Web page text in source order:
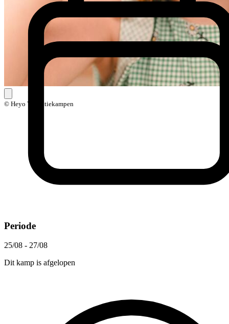
© Heyo Vakantiekampen
Periode
25/08 - 27/08
Dit kamp is afgelopen